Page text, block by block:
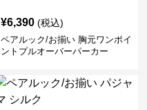
¥6,390 (税込)
ペアルック/お揃い 胸元ワンポイ
ントプルオーバーパーカー